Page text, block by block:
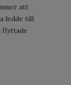
att
ledde till
flyttade